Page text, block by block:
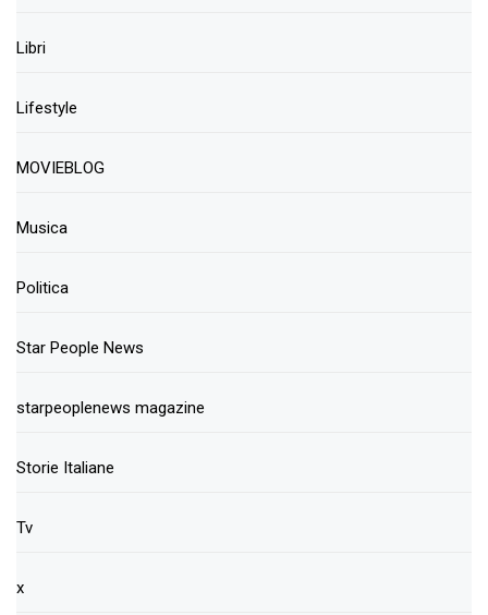
Libri
Lifestyle
MOVIEBLOG
Musica
Politica
Star People News
starpeoplenews magazine
Storie Italiane
Tv
x